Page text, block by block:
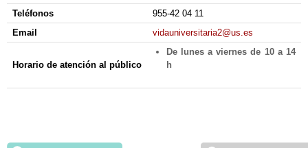
Teléfonos
955-42 04 11
Email
vidauniversitaria2@us.es
Horario de atención al público
De lunes a viernes de 10 a 14
h